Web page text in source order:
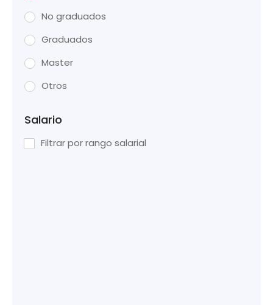
No graduados
Graduados
Master
Otros
Salario
Filtrar por rango salarial